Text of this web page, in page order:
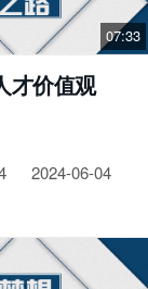
07:33
才价值观
2024-06-04